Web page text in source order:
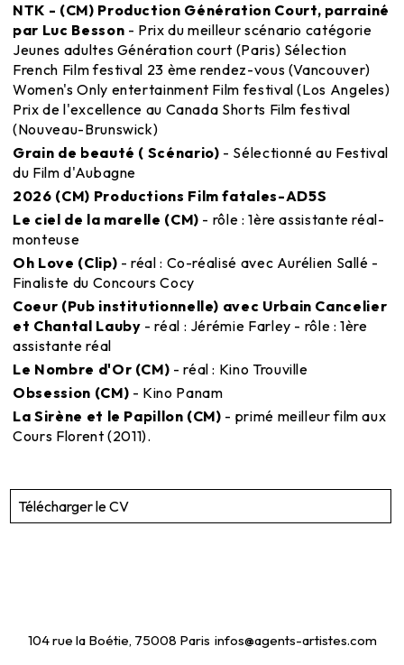
NTK - (CM) Production Génération Court, parrainé
par Luc Besson - Prix du meilleur scénario catégorie
Jeunes adultes Génération court (Paris) Sélection
French Film festival 23 ème rendez-vous (Vancouver)
Women's Only entertainment Film festival (Los Angeles)
Prix de l'excellence au Canada Shorts Film festival
(Nouveau-Brunswick)
Grain de beauté ( Scénario) - Sélectionné au Festival
du Film d'Aubagne
2026 (CM) Productions Film fatales-AD5S
Le ciel de la marelle (CM) - rôle : 1ère assistante réal-
monteuse
Oh Love (Clip) - réal : Co-réalisé avec Aurélien Sallé -
Finaliste du Concours Cocy
Coeur (Pub institutionnelle) avec Urbain Cancelier
et Chantal Lauby - réal : Jérémie Farley - rôle : 1ère
assistante réal
Le Nombre d'Or (CM) - réal : Kino Trouville
Obsession (CM) - Kino Panam
La Sirène et le Papillon (CM) - primé meilleur film aux
Cours Florent (2011).
Télécharger le CV
104 rue la Boétie, 75008 Paris infos@agents-artistes.com